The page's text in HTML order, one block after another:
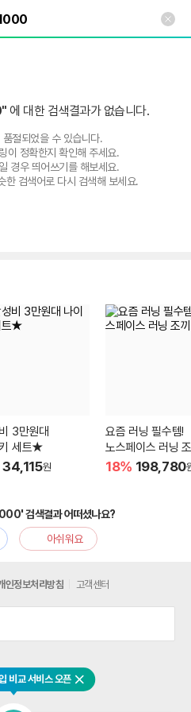
에 대한 검색결과가 없습니다.
절되었을 수 있습니다.
이 정확한지 확인해 주세요.
경우 띄어쓰기를 해보세요.
한 검색어로 다시 검색해 보세요.
3만원대
세트★
34,115원
요즘 러닝 필수템!
노스페이스 러닝
18% 198,780
검색결과 어떠셨나요?
아쉬워요
비교 서비스 오픈 닫기
인정보처리방침 고객센터